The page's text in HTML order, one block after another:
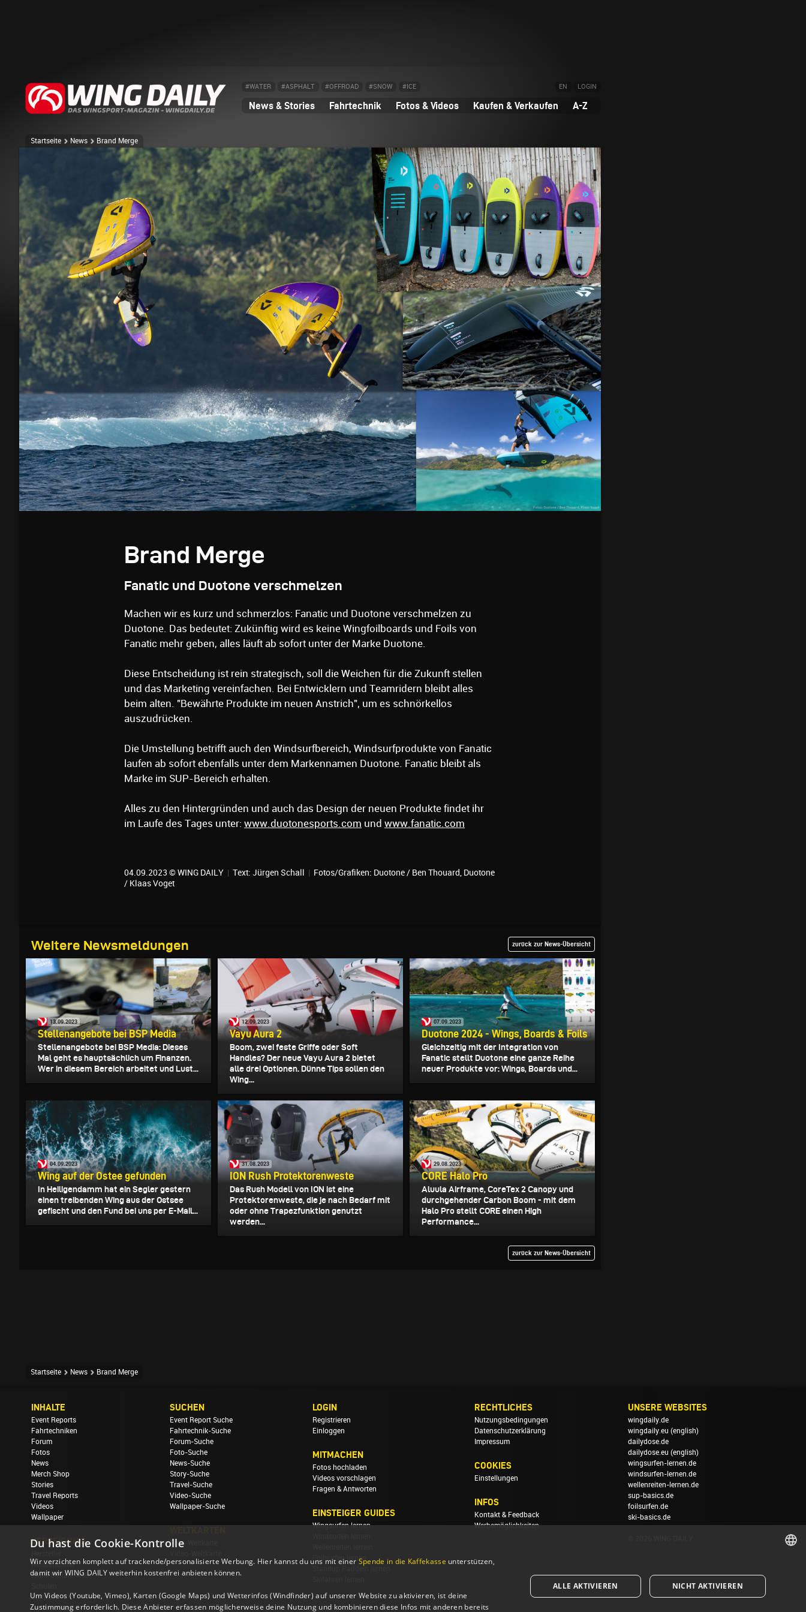
#WATER #ASPHALT #OFFROAD #SNOW #ICE EN LOGIN
News & Stories Fahrtechnik Fotos & Videos Kaufen & Verkaufen A-Z
Startseite News Brand Merge
Brand Merge
Fanatic und Duotone verschmelzen
Machen wir es kurz und schmerzlos: Fanatic und Duotone verschmelzen zu
Duotone. Das bedeutet: Zukünftig wird es keine Wingfoilboards und Foils von
Fanatic mehr geben, alles läuft ab sofort unter der Marke Duotone.
Diese Entscheidung ist rein strategisch, soll die Weichen für die Zukunft stellen
und das Marketing vereinfachen. Bei Entwicklern und Teamridern bleibt alles
beim alten. "Bewährte Produkte im neuen Anstrich", um es schnörkellos
auszudrücken.
Die Umstellung betrifft auch den Windsurfbereich, Windsurfprodukte von Fanatic
laufen ab sofort ebenfalls unter dem Markennamen Duotone. Fanatic bleibt als
Marke im SUP-Bereich erhalten.
Alles zu den Hintergründen und auch das Design der neuen Produkte findet ihr
im Laufe des Tages unter: www.duotonesports.com und www.fanatic.com
04.09.2023 © WING DAILY | Text: Jürgen Schall | Fotos/Grafiken: Duotone / Ben Thouard, Duotone
/ Klaas Voget
Weitere Newsmeldungen zurück zur News-Übersicht
13.09.2023
Stellenangebote bei BSP Media
Stellenangebote bei BSP Media: Dieses
Mal geht es hauptsächlich um Finanzen.
Wer in diesem Bereich arbeitet und Lust...
12.09.2023
Vayu Aura 2
Boom, zwei feste Griffe oder Soft
Handles? Der neue Vayu Aura 2 bietet
alle drei Optionen. Dünne Tips sollen den
Wing...
07.09.2023
Duotone 2024 - Wings, Boards & Foils
Gleichzeitig mit der Integration von
Fanatic stellt Duotone eine ganze Reihe
neuer Produkte vor: Wings, Boards und...
04.09.2023
Wing auf der Ostee gefunden
In Heiligendamm hat ein Segler gestern
einen treibenden Wing aus der Ostsee
gefischt und den Fund bei uns per E-Mail...
31.08.2023
ION Rush Protektorenweste
Das Rush Modell von ION ist eine
Protektorenweste, die je nach Bedarf mit
oder ohne Trapezfunktion genutzt
werden...
29.08.2023
CORE Halo Pro
Aluula Airframe, CoreTex 2 Canopy und
durchgehender Carbon Boom - mit dem
Halo Pro stellt CORE einen High
Performance...
zurück zur News-Übersicht
Startseite News Brand Merge
INHALTE
Event Reports
Fahrtechniken
Forum
Fotos
News
Merch Shop
Stories
Travel Reports
Videos
Wallpaper
VERZEICHNIS
Reiseanbieter
Reparaturanbieter
Shops
Unterkünfte
SUCHEN
Event Report Suche
Fahrtechnik-Suche
Forum-Suche
Foto-Suche
News-Suche
Story-Suche
Travel-Suche
Video-Suche
Wallpaper-Suche
Foto-Weltkarte
LOGIN
Registrieren
Einloggen
MITMACHEN
Fotos hochladen
Videos vorschlagen
Fragen & Antworten
EINSTEIGER GUIDES
Wingsurfen lernen
Foilsurfen lernen
Standup Paddeln lernen
RECHTLICHES
Nutzungsbedingungen
Datenschutzerklärung
Impressum
COOKIES
Einstellungen
INFOS
Kontakt & Feedback
Werbemöglichkeiten
UNSERE WEBSITES
wingdaily.de
wingdaily.eu (english)
dailydose.de
dailydose.eu (english)
wingsurfen-lernen.de
windsurfen-lernen.de
wellenreiten-lernen.de
sup-basics.de
foilsurfen.de
ski-basics.de
ENGLISH
Du hast die Cookie-Kontrolle
Wir verzichten komplett auf trackende/personalisierte Werbung. Hier kannst du uns mit einer Spende in die Kaffekasse unterstützen,
damit wir WING DAILY weiterhin kostenfrei anbieten können.
Um Videos (Youtube, Vimeo), Karten (Google Maps) und Wetterinfos (Windfinder) auf unserer Website zu aktivieren, ist deine
Zustimmung erforderlich. Diese Anbieter erfassen möglicherweise deine Nutzung und kombinieren diese Infos mit anderen bereits
ALLE AKTIVIEREN NICHT AKTIVIEREN